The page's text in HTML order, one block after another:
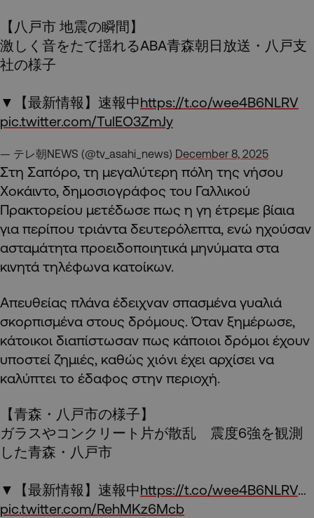
【八戸市 地震の瞬間】
激しく音をたて揺れるABA青森朝日放送・八戸支
社の様子
▼【最新情報】速報中https://t.co/wee4B6NLRV
pic.twitter.com/TulEO3ZmJy
— テレ朝NEWS (@tv_asahi_news) December 8, 2025
Στη Σαπόρο, τη μεγαλύτερη πόλη της νήσου
Χοκάιντο, δημοσιογράφος του Γαλλικού
Πρακτορείου μετέδωσε πως η γη έτρεμε βίαια
για περίπου τριάντα δευτερόλεπτα, ενώ ηχούσαν
ασταμάτητα προειδοποιητικά μηνύματα στα
κινητά τηλέφωνα κατοίκων.
Απευθείας πλάνα έδειχναν σπασμένα γυαλιά
σκορπισμένα στους δρόμους. Όταν ξημέρωσε,
κάτοικοι διαπίστωσαν πως κάποιοι δρόμοι έχουν
υποστεί ζημιές, καθώς χιόνι έχει αρχίσει να
καλύπτει το έδαφος στην περιοχή.
【青森・八戸市の様子】
ガラスやコンクリート片が散乱 震度6強を観測
した青森・八戸市
▼【最新情報】速報中https://t.co/wee4B6NLRV…
pic.twitter.com/RehMKz6Mcb